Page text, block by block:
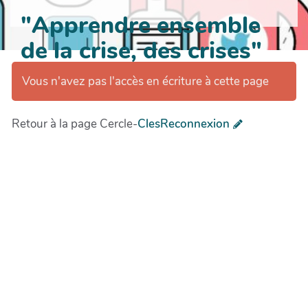
"Apprendre ensemble
de la crise, des crises"
Vous n'avez pas l'accès en écriture à cette page
Retour à la page Cercle-ClesReconnexion